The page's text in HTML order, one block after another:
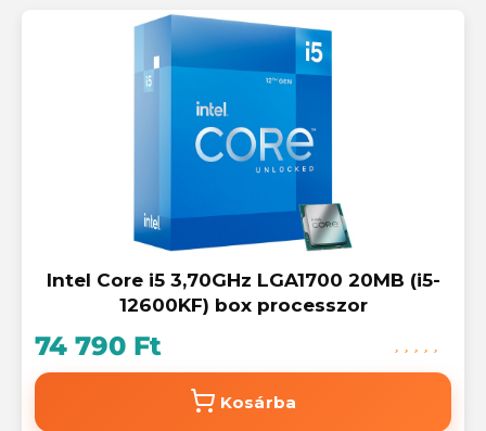
Intel Core i5 3,70GHz LGA1700 20MB (i5-
12600KF) box processzor
74 790 Ft
Kosárba